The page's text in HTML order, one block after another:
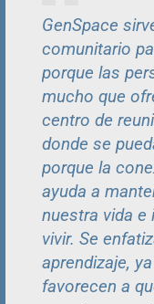
GenSpace
comunitario
porque las
mucho que
centro de
donde se
porque la
ayuda a
nuestra vida e
vivir. Se
aprendizaje,
favorecen a